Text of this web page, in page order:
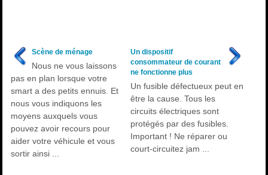
Scène de ménage
Nous ne vous laissons
pas en plan lorsque votre
smart a des petits ennuis. Et
nous vous indiquons les
moyens auxquels vous
pouvez avoir recours pour
aider votre véhicule et vous
sortir ainsi ...
Un dispositif
consommateur de courant
ne fonctionne plus
Un fusible défectueux peut en
être la cause. Tous les
circuits électriques sont
protégés par des fusibles.
Important ! Ne réparer ou
court-circuitez jam ...